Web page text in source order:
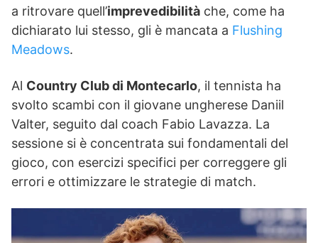
a ritrovare quell’imprevedibilità che, come ha
dichiarato lui stesso, gli è mancata a Flushing
Meadows.
Al Country Club di Montecarlo, il tennista ha
svolto scambi con il giovane ungherese Daniil
Valter, seguito dal coach Fabio Lavazza. La
sessione si è concentrata sui fondamentali del
gioco, con esercizi specifici per correggere gli
errori e ottimizzare le strategie di match.